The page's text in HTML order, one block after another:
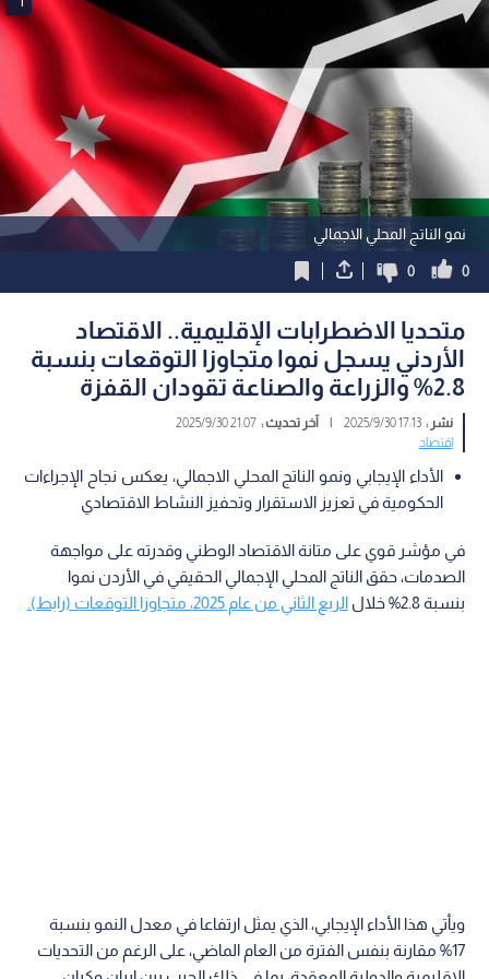
نمو الناتج المحلي الاجمالي
0
0
متحديا الاضطرابات الإقليمية.. الاقتصاد
الأردني يسجل نموا متجاوزا التوقعات بنسبة
2.8% والزراعة والصناعة تقودان القفزة
نشر :17:13 2025/9/30
| آخر تحديث :21:07 2025/9/30
اقتصاد
الأداء الإيجابي ونمو الناتج المحلي الاجمالي، يعكس نجاح الإجراءات
الحكومية في تعزيز الاستقرار وتحفيز النشاط الاقتصادي
في مؤشر قوي على متانة الاقتصاد الوطني وقدرته على مواجهة
الصدمات، حقق الناتج المحلي الإجمالي الحقيقي في الأردن نموا
بنسبة 2.8% خلال
الربع الثاني من عام 2025، متجاوزا التوقعات (رابط).
ويأتي هذا الأداء الإيجابي، الذي يمثل ارتفاعا في معدل النمو بنسبة
17% مقارنة بنفس الفترة من العام الماضي، على الرغم من التحديات